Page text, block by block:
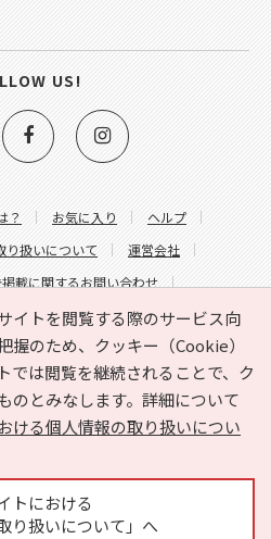
イトを閲覧する際のサービス向
握のため、クッキー（Cookie）
では閲覧を継続されることで、ク
のとみなします。詳細について
ける個人情報の取り扱いについ
トにおける
り扱いについて」へ
？ お気に入り
ヘルプ
り扱いについて
運営会社
載に関するお問い合わせ
関するお問い合わせ
US!
All Rights Reserved.